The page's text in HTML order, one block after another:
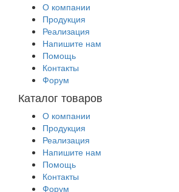
О компании
Продукция
Реализация
Напишите нам
Помощь
Контакты
Форум
Каталог товаров
О компании
Продукция
Реализация
Напишите нам
Помощь
Контакты
Форум